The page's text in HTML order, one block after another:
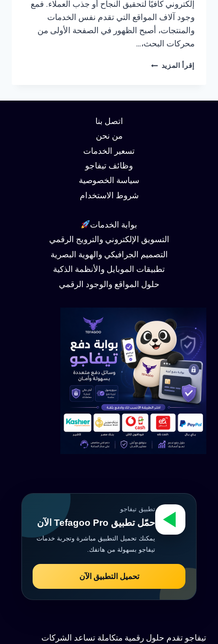
إلكتروني كافيًا لتحقيق النجاح أو جذب العملاء. فمع
وجود آلاف المواقع التي تقدم نفس الخدمات
والمنتجات، أصبح الظهور في الصفحة الأولى من
محركات البحث،…
إقرأ المزيد شركة
اتصل بنا
من نحن
تسعير الخدمات
وظائف تيفاجو
سياسة الخصوصية
شروط الاستخدام
بوابة الخدمات
التسويق الإلكتروني والترويج الرقمي
التصميم الجرافيكي والهوية البصرية
تطبيقات الموبايل والأنظمة الذكية
حلول المواقع والوجود الرقمي
تطبيق تيفاجو
حمّل تطبيق Tefagoo Pro الآن
يمكنك تحميل التطبيق مباشرة وتجربة خدمات
تيفاجو بسهولة من هاتفك.
تحميل التطبيق الآن
تيفاجو تقدم حلول رقمية متكاملة تساعد الشركات